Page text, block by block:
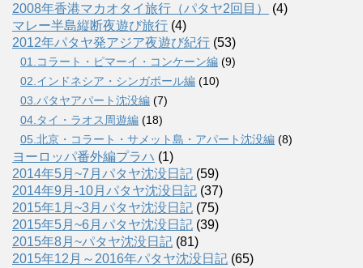
2008年香港マカオタイ旅行（パタヤ2回目）
(4)
マレー半島縦断夜遊び旅行 (4)
2012年パタヤ発アジア夜遊び紀行 (53)
01.コラート・ピマーイ・コンケーン編 (9)
02.インドネシア・シンガポール編 (10)
03.パタヤアパート沈没編 (7)
04.タイ・ラオス周遊編 (18)
05.北京・コラート・サメット島・アパート沈没編 (8)
ヨーロッパ番外編プラハ (1)
2014年5月~7月パタヤ沈没日記 (59)
2014年9月-10月パタヤ沈没日記 (37)
2015年1月~3月パタヤ沈没日記 (75)
2015年5月~6月パタヤ沈没日記 (39)
2015年8月~パタヤ沈没日記 (81)
2015年12月～2016年パタヤ沈没日記 (65)